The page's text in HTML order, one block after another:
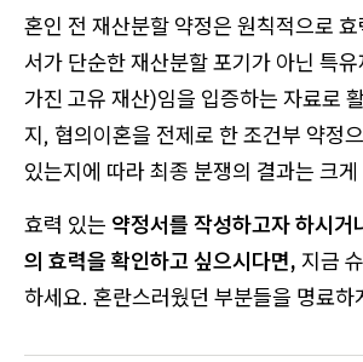
혼인 전 재산분할 약정은 원칙적으로
서가 단순한 재산분할 포기가 아닌 특
가진 고유 재산)임을 입증하는 자료로
지, 협의이혼을 전제로 한 조건부 약정
있는지에 따라 최종 분쟁의 결과는 크
효력 있는 약정서를 작성하고자 하시거
의 효력을 확인하고 싶으시다면, 지금
하세요. 혼란스러웠던 부분들을 명료하